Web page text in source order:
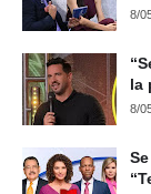
8/
la
8/